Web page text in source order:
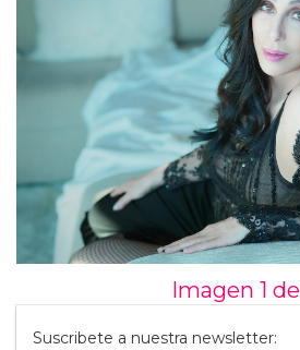
Imagen 1 de
Suscribete a nuestra newsletter: